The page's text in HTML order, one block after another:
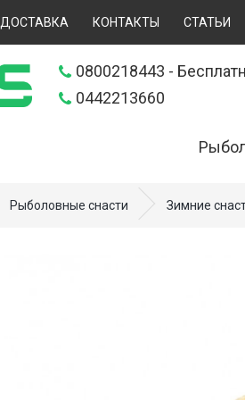
ДОСТАВКА КОНТАКТЫ СТАТЬИ
0800218443 -
0442213660
Рыболовные снасти Зимние